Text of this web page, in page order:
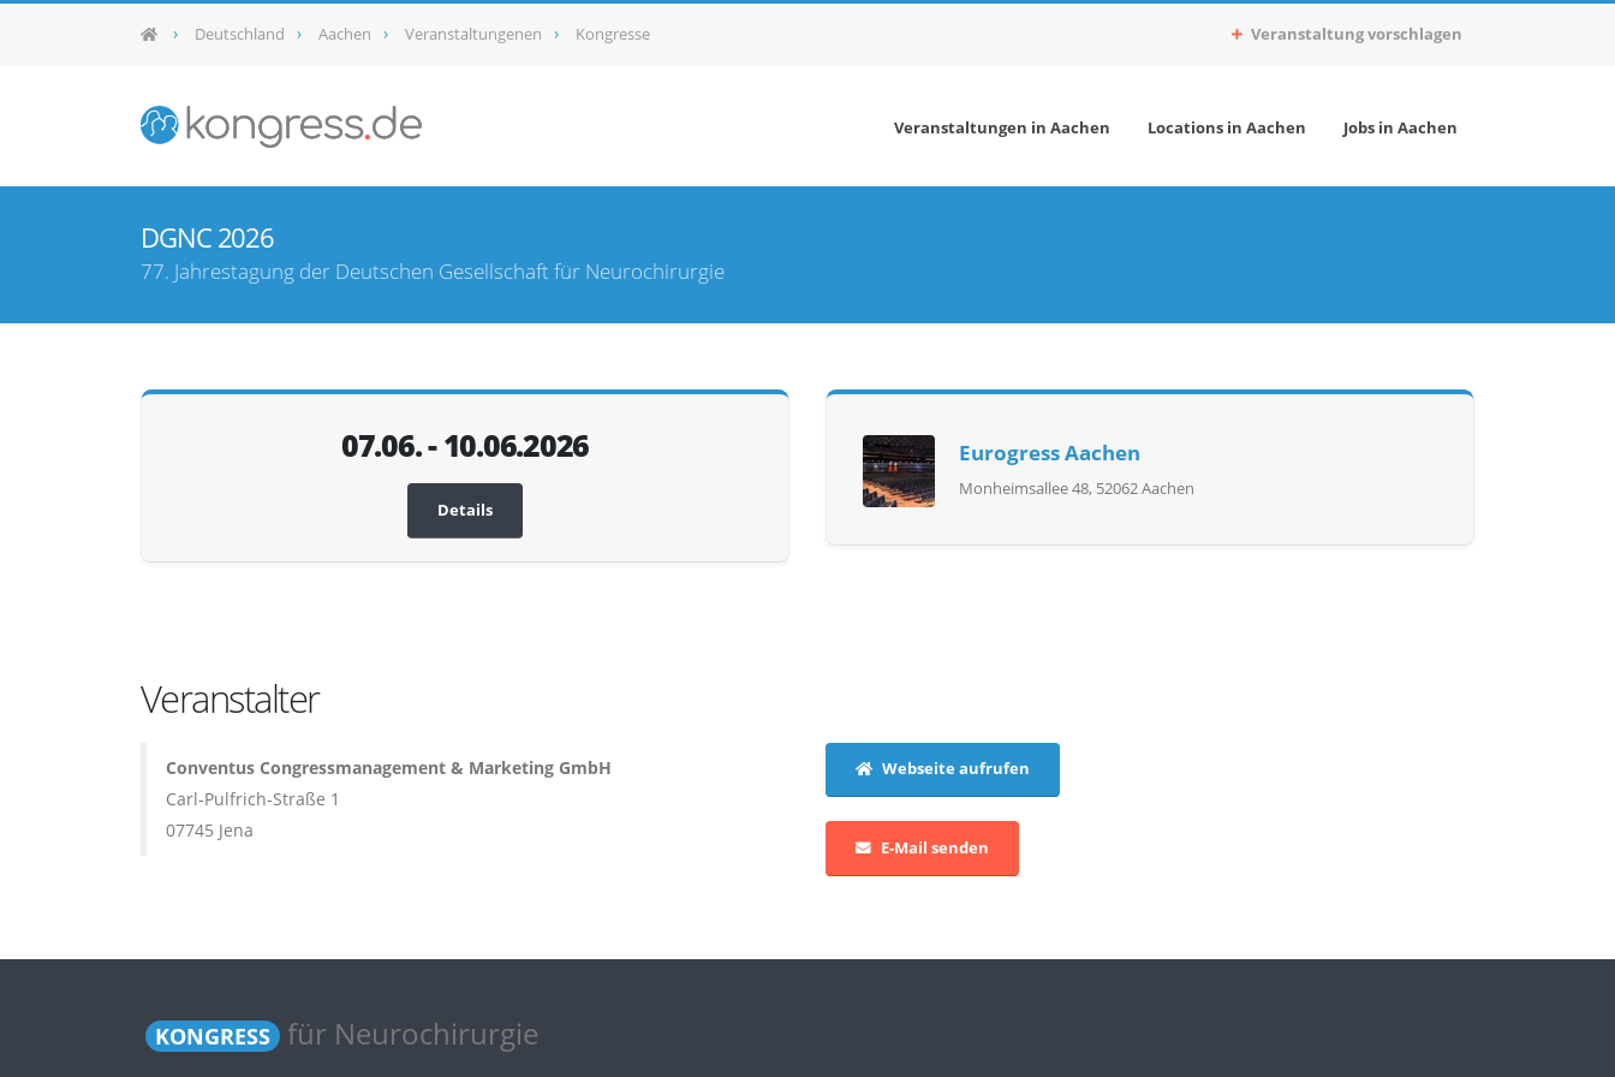
Deutschland Aachen Veranstaltungenen Kongresse Veranstaltung vorschlagen
Veranstaltungen in Aachen Locations in Aachen Jobs in Aachen
DGNC 2026
77. Jahrestagung der Deutschen Gesellschaft für Neurochirurgie
07.06. - 10.06.2026
Details
Eurogress Aachen
Monheimsallee 48, 52062 Aachen
Veranstalter
Conventus Congressmanagement & Marketing GmbH
Carl-Pulfrich-Straße 1
07745 Jena
Webseite aufrufen
E-Mail senden
KONGRESS für Neurochirurgie